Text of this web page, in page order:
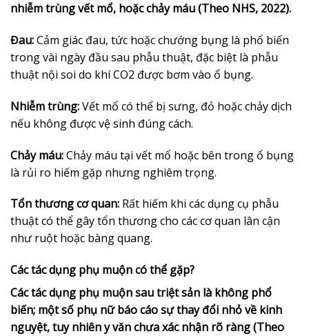
nhiễm trùng vết mổ, hoặc chảy máu (Theo NHS, 2022).
Đau:Cảm giác đau, tức hoặc chướng bụng là phổ biến
trong vài ngày đầu sau phẫu thuật, đặc biệt là phẫu
thuật nội soi do khí CO2 được bơm vào ổ bụng.
Nhiễm trùng:Vết mổ có thể bị sưng, đỏ hoặc chảy dịch
nếu không được vệ sinh đúng cách.
Chảy máu:Chảy máu tại vết mổ hoặc bên trong ổ bụng
là rủi ro hiếm gặp nhưng nghiêm trọng.
Tổn thương cơ quan: Rất hiếm khi các dụng cụ phẫu
thuật có thể gây tổn thương cho các cơ quan lân cận
như ruột hoặc bàng quang.
Các tác dụng phụ muộn có thể gặp?
Các tác dụng phụ muộn sau triệt sản là không phổ
biến; một số phụ nữ báo cáo sự thay đổi nhỏ về kinh
nguyệt, tuy nhiên y văn chưa xác nhận rõ ràng (Theo